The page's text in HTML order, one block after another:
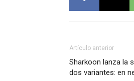
Artículo anterior
Sharkoon lanza la
dos variantes: en